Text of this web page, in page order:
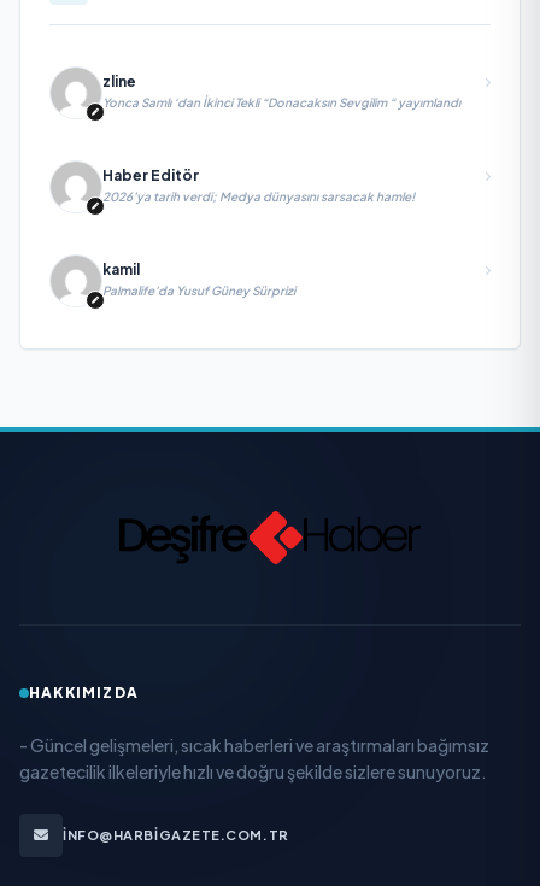
zline
Yonca Samlı ‘dan İkinci Tekli “Donacaksın Sevgilim “ yayımlandı
Haber Editör
2026’ya tarih verdi; Medya dünyasını sarsacak hamle!
kamil
Palmalife’da Yusuf Güney Sürprizi
HAKKIMIZDA
- Güncel gelişmeleri, sıcak haberleri ve araştırmaları bağımsız
gazetecilik ilkeleriyle hızlı ve doğru şekilde sizlere sunuyoruz.
INFO@HARBIGAZETE.COM.TR